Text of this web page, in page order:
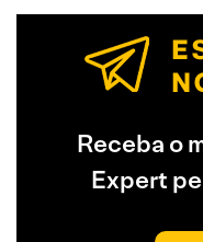
Receba o
Expert